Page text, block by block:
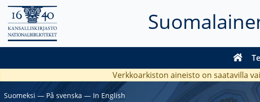
Verkkoarkiston aineisto on saatavilla
Suomeksi ― På svenska ― In English